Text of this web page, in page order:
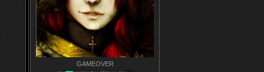
GAMEOVER